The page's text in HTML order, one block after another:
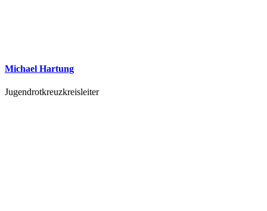
Michael Hartung
Jugendrotkreuzkreisleiter